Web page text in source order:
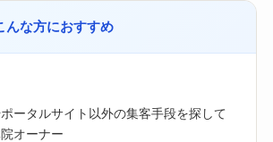
んな方におすすめ
ータルサイト以外の集客手段を探して
オーナー